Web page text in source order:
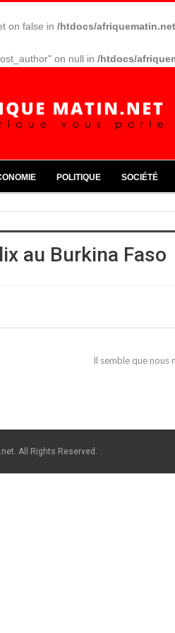
on false in /htdocs/
on null in /htdocs/
POLITIQUE SOCIÉTÉ
au Burkina Faso
Il semble que nous
All Rights Reserved.